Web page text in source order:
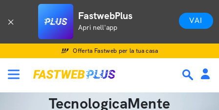
FastwebPlus
Apri nell'app
VAI
Offerta Fastweb per la tua casa
TecnologicaMente